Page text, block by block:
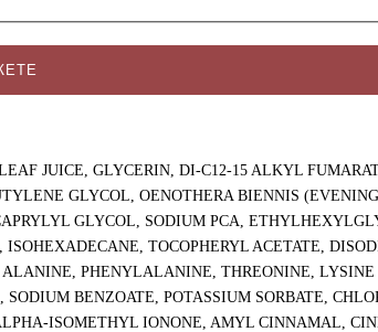
JUICE, GLYCERIN, DI-C12-15 ALKYL
GLYCOL, OENOTHERA BIENNIS
GLYCOL, SODIUM PCA,
TOCOPHERYL ACETATE,
PHENYLALANINE, THREONINE,
BENZOATE, POTASSIUM SORBATE,
ISOMETHYL IONONE, AMYL CINNAMAL,